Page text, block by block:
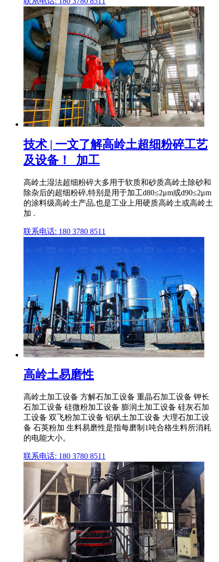
技术 | 一文了解高岭土超细粉碎工艺
及设备！_加工
高岭土湿法超细粉碎大多用于软质和砂质高岭土除砂和
除杂后的超细粉碎,特别是用于加工d80≤2μm或d90≤2μm
的涂料级高岭土产品,也是工业上用硬质高岭土或高岭土
加 .
联系电话: 180 3780 8511
高岭土易磨性
高岭土加工设备 方解石加工设备 重晶石加工设备 钾长
石加工设备 硅微粉加工设备 膨润土加工设备 硅灰石加
工设备 双飞粉加工设备 铝矾土加工设备 大理石加工设
备 石英粉加 生料易磨性是指每磨制1吨合格生料所消耗
的电能大小。
联系电话: 180 3780 8511